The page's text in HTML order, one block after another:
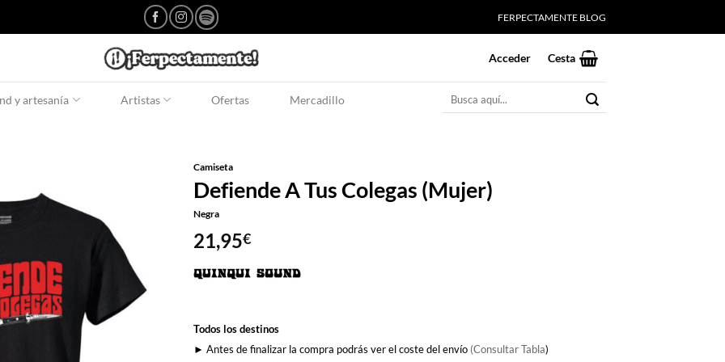
FERPECTAMENTE BLOG
Acceder Cesta
y artesanía Artistas Ofertas Mercadillo
Buscar
Camiseta
Defiende A Tus Colegas (Mujer)
Negra
21,95€
Todos los destinos
► Antes de finalizar la compra podrás ver el coste del envío (Consultar Tabla)